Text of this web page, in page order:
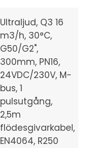
Ultraljud, Q3 16
m3/h, 30°C,
G50/G2",
300mm, PN16,
24VDC/230V, M-
bus, 1
pulsutgång,
2,5m
flödesgivarkabel,
EN4064, R250